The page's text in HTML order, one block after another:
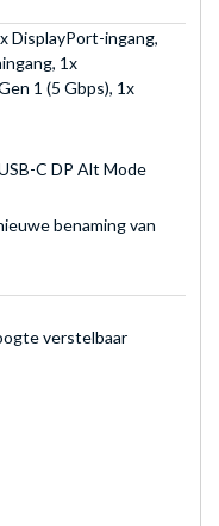
DisplayPort-ingang,
1x
1 (5 Gbps), 1x
C DP Alt Mode
benaming van
verstelbaar